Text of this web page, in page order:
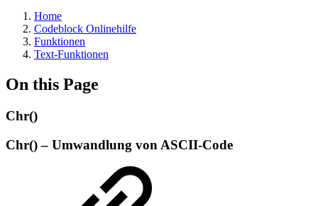
Home
Codeblock Onlinehilfe
Funktionen
Text-Funktionen
On this Page
Chr()
Chr() – Umwandlung von ASCII-Code